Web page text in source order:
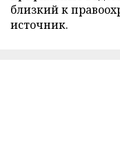
близкий к
источник.